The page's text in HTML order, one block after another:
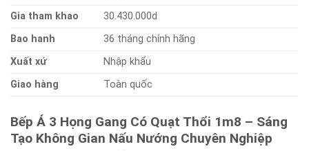
Gia tham khao
30.430.000d
Bao hanh
36 tháng chính hãng
Xuất xứ
Nhập khẩu
Giao hàng
Toàn quốc
Bếp Á 3 Họng Gang Có Quạt Thổi 1m8 – Sáng
Tạo Không Gian Nấu Nướng Chuyên Nghiệp